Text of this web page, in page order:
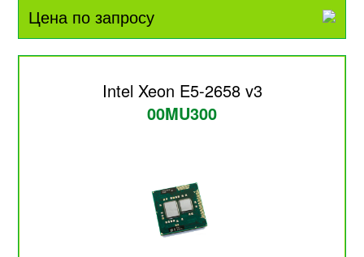
Цена по запросу
Intel Xeon E5-2658 v3
00MU300